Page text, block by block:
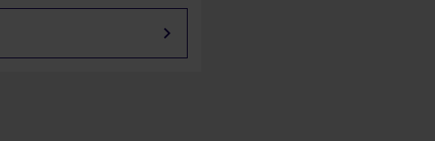
keyboard_arrow_right